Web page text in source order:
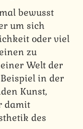
bewusst
um sich
oder viel
zu
Welt der
in der
Kunst,
damit
des